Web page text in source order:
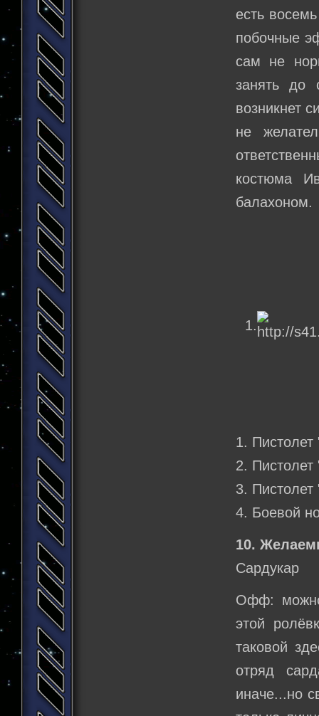
есть
побочные
сам не
занять до
возникнет
не
костюма
балахоном.
1.
1.
2.
3. Пистолет
4. Боевой
10.
Сардукар
Офф: можно
этой
таковой
отряд
иначе...но